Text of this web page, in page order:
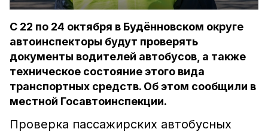
С 22 по 24 октября в Будённовском округе
автоинспекторы будут проверять
документы водителей автобусов, а также
техническое состояние этого вида
транспортных средств. Об этом сообщили в
местной Госавтоинспекции.
Проверка пассажирских автобусных